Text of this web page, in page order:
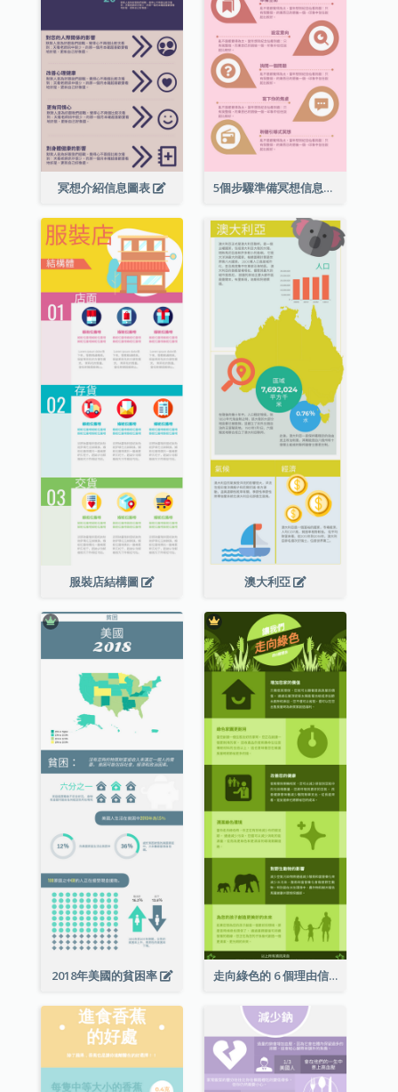
冥想介紹信息圖表 5個步驟準備冥想信息圖表
服裝店結構圖 澳大利亞
2018年美國的貧困率 走向綠色的 6 個理由信息圖表